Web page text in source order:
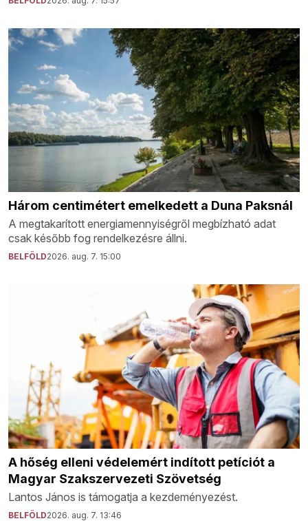
Három centimétert emelkedett a Duna Paksnál
A megtakarított energiamennyiségről megbízható adat
csak később fog rendelkezésre állni.
BELFÖLD2026. aug. 7. 15:00
A hőség elleni védelemért indított petíciót a
Magyar Szakszervezeti Szövetség
Lantos János is támogatja a kezdeményezést.
BELFÖLD2026. aug. 7. 13:46